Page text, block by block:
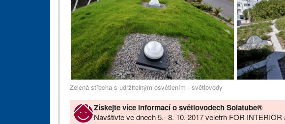
Zelená střecha s udržitelným osvětlením - světlovody
Získejte více informací o světlovodech Solatube®
Navštivte ve dnech 5.- 8. 10. 2017 veletrh FOR